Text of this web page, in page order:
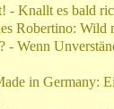
- Knallt es bald
Robertino: Wild
- Wenn
in Germany: